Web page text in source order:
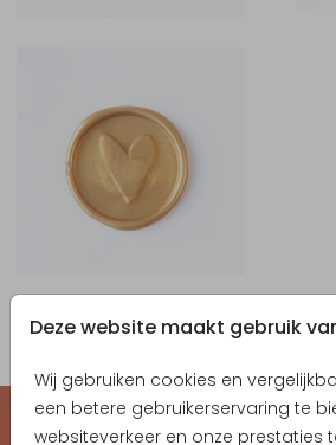
Deze website maakt gebruik
Wij gebruiken cookies en
een betere gebruikerservaring te
websiteverkeer en onze prestaties